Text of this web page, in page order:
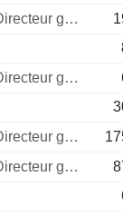
Directeur general
Directeur general
Directeur general
Directeur general